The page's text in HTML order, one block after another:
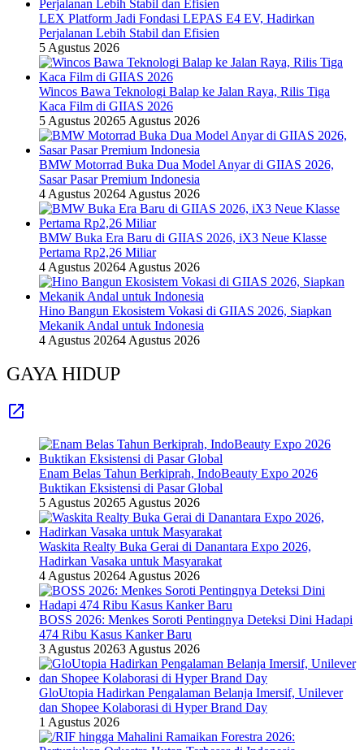
LEX Platform Jadi Fondasi LEPAS E4 EV, Hadirkan
Perjalanan Lebih Stabil dan Efisien
5 Agustus 2026
Wincos Bawa Teknologi Balap ke Jalan Raya, Rilis Tiga
Kaca Film di GIIAS 2026
5 Agustus 20265 Agustus 2026
BMW Motorrad Buka Dua Model Anyar di GIIAS 2026,
Sasar Pasar Premium Indonesia
4 Agustus 20264 Agustus 2026
BMW Buka Era Baru di GIIAS 2026, iX3 Neue Klasse
Pertama Rp2,26 Miliar
4 Agustus 20264 Agustus 2026
Hino Bangun Ekosistem Vokasi di GIIAS 2026, Siapkan
Mekanik Andal untuk Indonesia
4 Agustus 20264 Agustus 2026
GAYA HIDUP
Enam Belas Tahun Berkiprah, IndoBeauty Expo 2026
Buktikan Eksistensi di Pasar Global
5 Agustus 20265 Agustus 2026
Waskita Realty Buka Gerai di Danantara Expo 2026,
Hadirkan Vasaka untuk Masyarakat
4 Agustus 20264 Agustus 2026
BOSS 2026: Menkes Soroti Pentingnya Deteksi Dini Hadapi
474 Ribu Kasus Kanker Baru
3 Agustus 20263 Agustus 2026
GloUtopia Hadirkan Pengalaman Belanja Imersif, Unilever
dan Shopee Kolaborasi di Hyper Brand Day
1 Agustus 2026